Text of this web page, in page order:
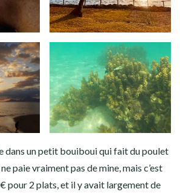
dans un petit bouiboui qui fait du poulet
paie vraiment pas de mine, mais c’est
pour 2 plats, et il y avait largement de